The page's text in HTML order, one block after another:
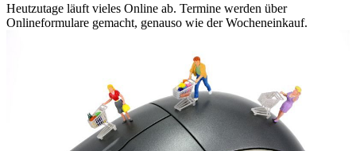
Heutzutage läuft vieles Online ab. Termine werden über
Onlineformulare gemacht, genauso wie der Wocheneinkauf.